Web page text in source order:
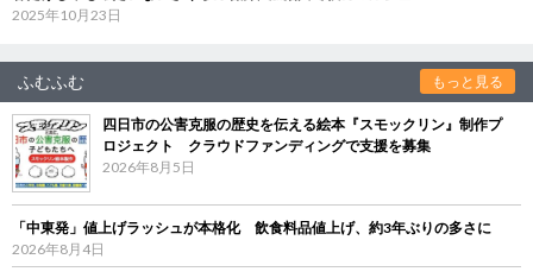
2025年10月23日
ふむふむ もっと見る
四日市の公害克服の歴史を伝える絵本『スモックリン』制作プ
ロジェクト クラウドファンディングで支援を募集
2026年8月5日
「中東発」値上げラッシュが本格化 飲食料品値上げ、約3年ぶりの多さに
2026年8月4日